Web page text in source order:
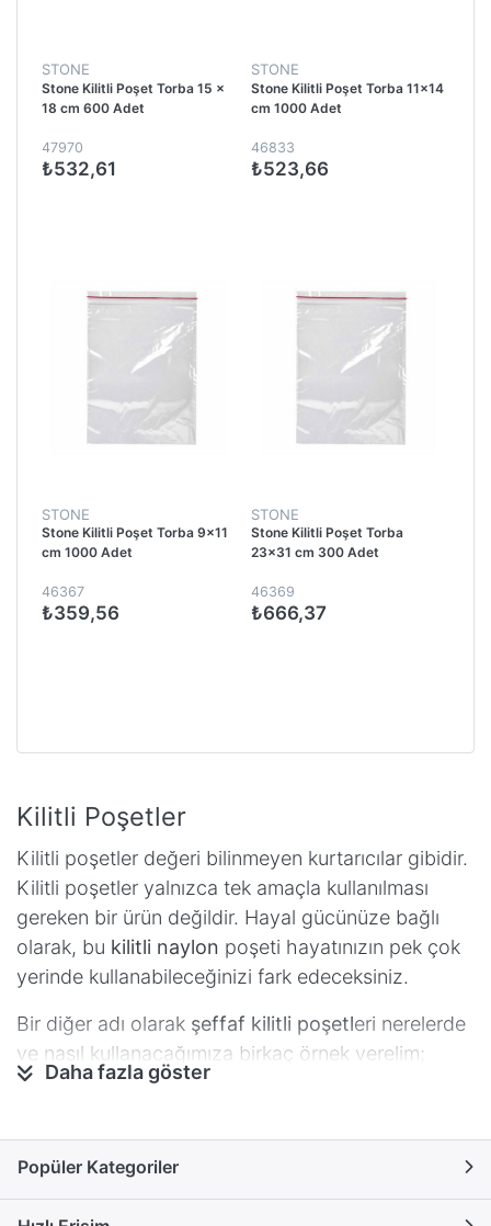
STONE
Stone Kilitli Poşet Torba 15 x
18 cm 600 Adet
47970
₺532,61
STONE
Stone Kilitli Poşet Torba 11x14
cm 1000 Adet
46833
₺523,66
STONE
Stone Kilitli Poşet Torba 9x11
cm 1000 Adet
46367
₺359,56
STONE
Stone Kilitli Poşet Torba
23x31 cm 300 Adet
46369
₺666,37
Kilitli Poşetler
Kilitli poşetler değeri bilinmeyen kurtarıcılar gibidir.
Kilitli poşetler yalnızca tek amaçla kullanılması
gereken bir ürün değildir. Hayal gücünüze bağlı
olarak, bu kilitli naylon poşeti hayatınızın pek çok
yerinde kullanabileceğinizi fark edeceksiniz.
Bir diğer adı olarak şeffaf kilitli poşetleri nerelerde
ve nasıl kullanacağımıza birkaç örnek verelim;
kumdan zarar görmesini istemezsiniz. Ya da
kilitli naylon poşetlerinin içine telefonunuzu
Daha fazla göster
Popüler Kategoriler